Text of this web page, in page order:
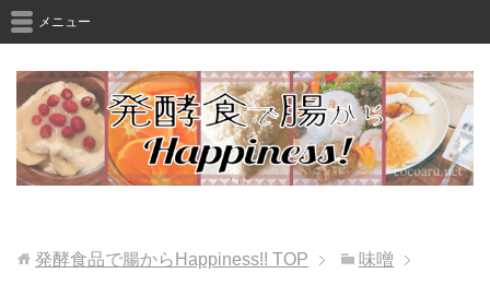
メニュー
発酵食品で腸からHappiness!! TOP 味噌